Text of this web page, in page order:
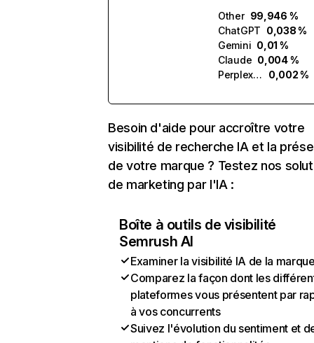
Other 99,946 %
ChatGPT 0,038 %
Gemini 0,01 %
Claude 0,004 %
Perplexity
0,002 %
Besoin d'aide pour accroître votre
visibilité de recherche IA et la
de votre marque ? Testez nos
de marketing par l'IA :
Boîte à outils de visibilité
Semrush AI
Examiner la visibilité IA de la
Comparez la façon dont les
plateformes vous présentent par
à vos concurrents
Suivez l'évolution du sentiment et